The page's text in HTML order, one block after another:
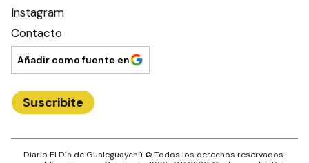
Instagram
Contacto
Añadir como fuente en
Suscribite
Diario El Día de Gualeguaychú © Todos los derechos reservados.·